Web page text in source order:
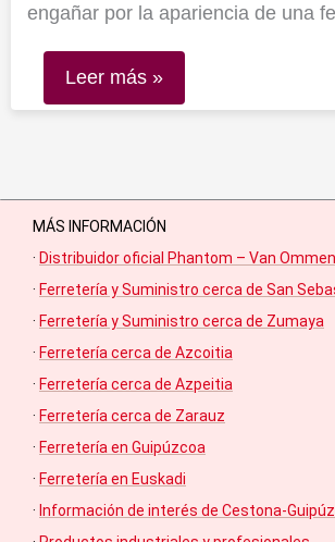
engañar por la apariencia de una
Leer más »
MÁS INFORMACIÓN
· Distribuidor oficial Phantom – Van Ommen
· Ferretería y Suministro cerca de San
· Ferretería y Suministro cerca de Zumaya
· Ferretería cerca de Azcoitia
· Ferretería cerca de Azpeitia
· Ferretería cerca de Zarauz
· Ferretería en Guipúzcoa
· Ferretería en Euskadi
· Información de interés de Cestona-